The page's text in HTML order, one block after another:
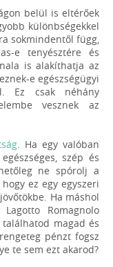
belül is eltérőek
különbségekkel
sokmindentől függ,
e tenyésztére és
is alakíthatja az
e egészségügyi
Ez csak néhány
vesznek az
. Ha egy valóban
szép és
ne spórolj a
ez egy egyszeri
Ha máshol
Romagnolo
magad és
pénzt fogsz
te sem ezt akarod?